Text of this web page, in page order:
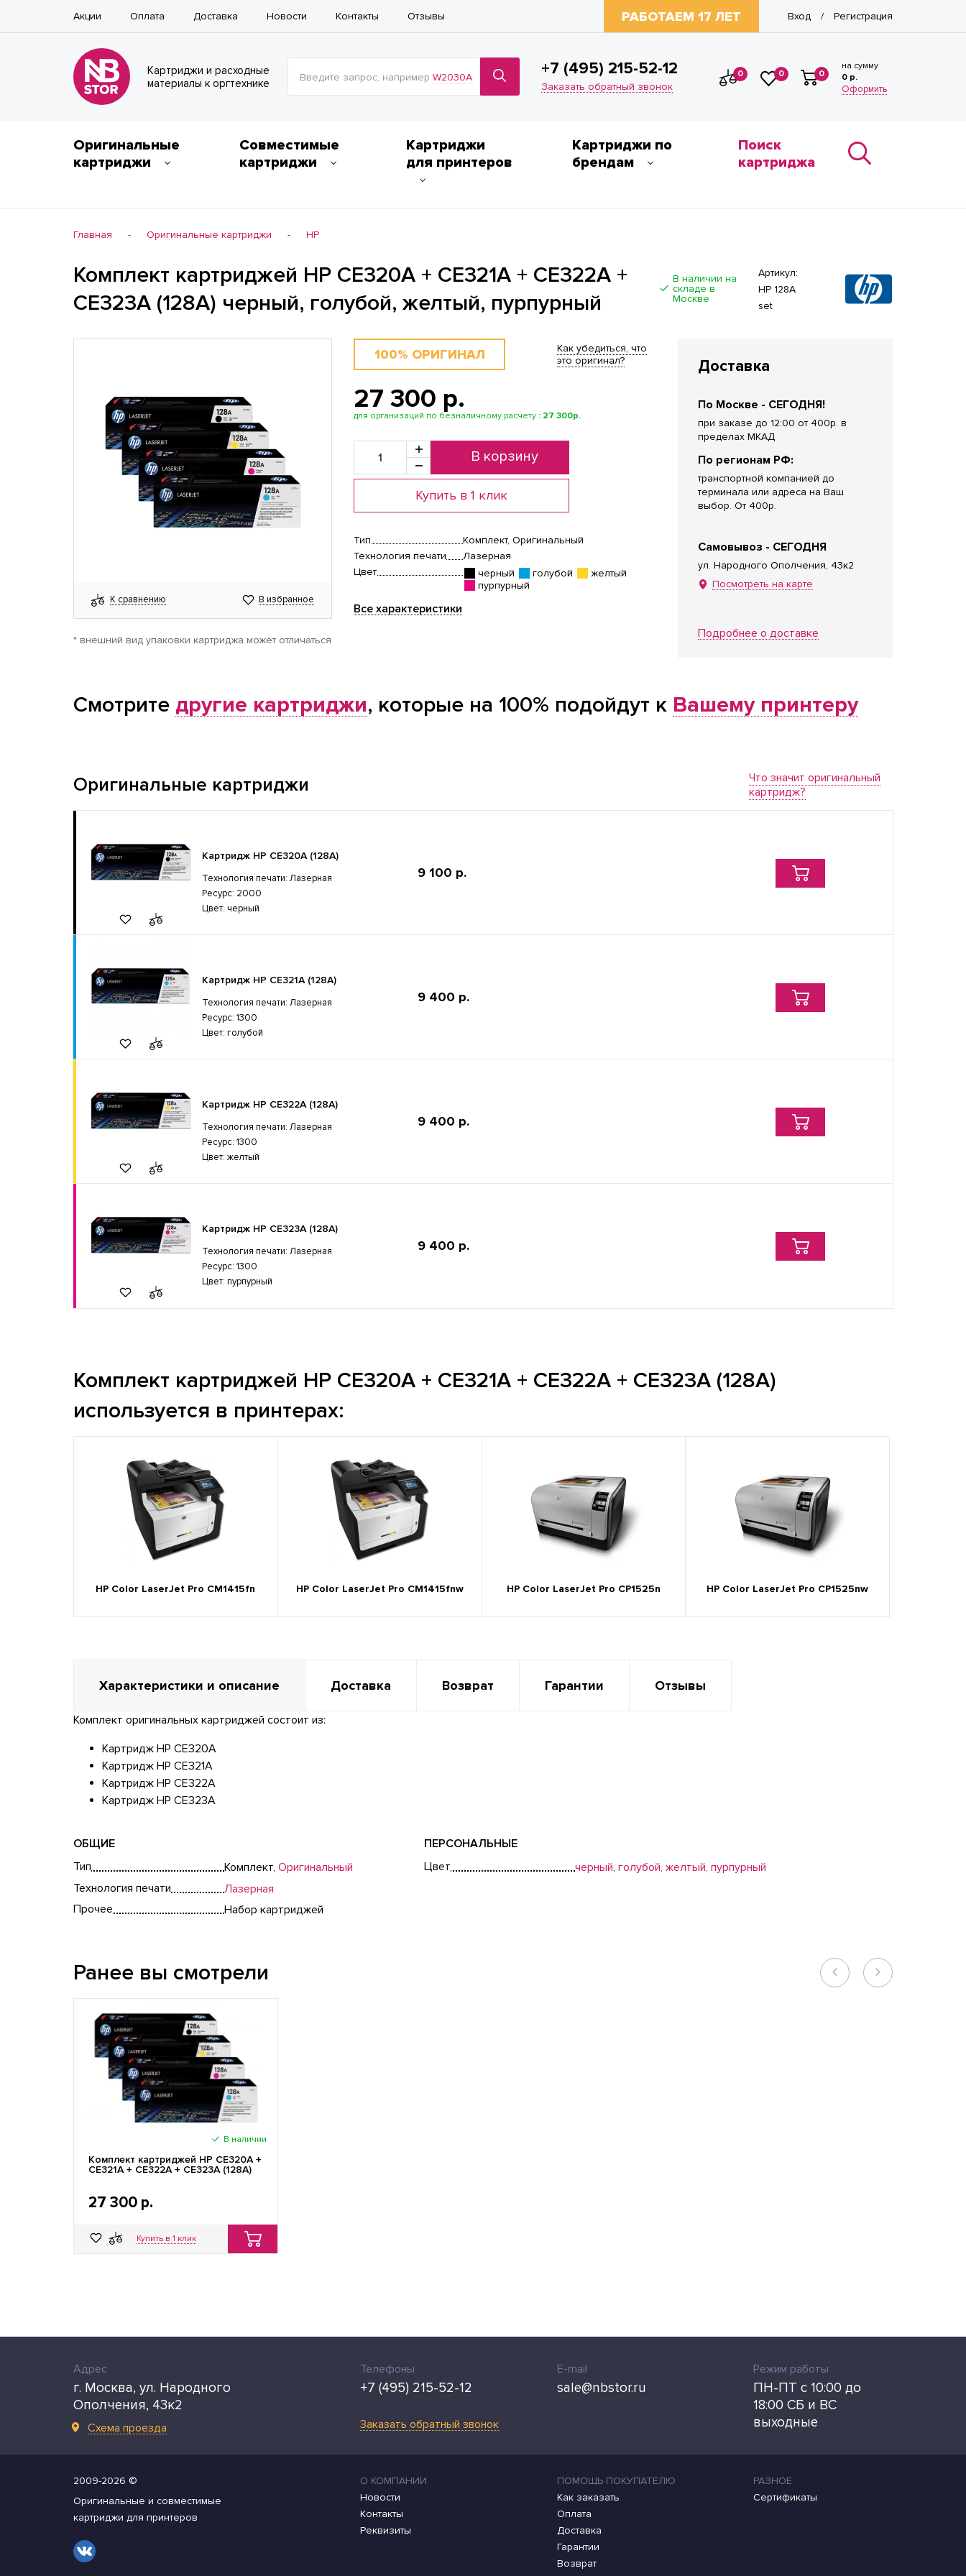
Акции Оплата Доставка Новости Контакты Отзывы РАБОТАЕМ 17 ЛЕТ Вход / Регистрация
Картриджи и расходные
материалы к оргтехнике
Введите запрос, например W2030A +7 (495) 215-52-12
Заказать обратный звонок
0 0 0
на сумму
0 р.
Оформить
Оригинальные
картриджи
Совместимые
картриджи
Картриджи
для принтеров
Картриджи по
брендам
Поиск
картриджа
Главная - Оригинальные картриджи - HP
Комплект картриджей HP CE320A + CE321A + CE322A +
CE323A (128A) черный, голубой, желтый, пурпурный
В наличии на
складе в
Москве
Артикул:
HP 128A
set
К сравнению В избранное
* внешний вид упаковки картриджа может отличаться
100% ОРИГИНАЛ
Как убедиться, что
это оригинал?
27 300 p.
для организаций по безналичному расчету : 27 300р.
В корзину
Купить в 1 клик
Тип
Комплект, Оригинальный
Технология печати
Лазерная
Цвет
черный голубой
желтый
пурпурный
Все характеристики
Доставка
По Москве - СЕГОДНЯ!
при заказе до 12:00 от 400р. в
пределах МКАД
По регионам РФ:
транспортной компанией до
терминала или адреса на Ваш
выбор. От 400р.
Самовывоз - СЕГОДНЯ
ул. Народного Ополчения, 43к2
Посмотреть на карте
Подробнее о доставке
Смотрите другие картриджи, которые на 100% подойдут к Вашему принтеру
Оригинальные картриджи
Что значит оригинальный
картридж?
Картридж HP CE320A (128A)
Технология печати: Лазерная
Ресурс: 2000
Цвет: черный
9 100 р.
Картридж HP CE321A (128A)
Технология печати: Лазерная
Ресурс: 1300
Цвет: голубой
9 400 р.
Картридж HP CE322A (128A)
Технология печати: Лазерная
Ресурс: 1300
Цвет: желтый
9 400 р.
Картридж HP CE323A (128A)
Технология печати: Лазерная
Ресурс: 1300
Цвет: пурпурный
9 400 р.
Комплект картриджей HP CE320A + CE321A + CE322A + CE323A (128A)
используется в принтерах:
HP Color LaserJet Pro CM1415fn HP Color LaserJet Pro CM1415fnw HP Color LaserJet Pro CP1525n HP Color LaserJet Pro CP1525nw
Характеристики и описание Доставка Возврат Гарантии Отзывы
Комплект оригинальных картриджей состоит из:
Картридж HP CE320A
Картридж HP CE321A
Картридж HP CE322A
Картридж HP CE323A
ОБЩИЕ
Тип
Комплект, Оригинальный
Технология печати
Лазерная
Прочее
Набор картриджей
ПЕРСОНАЛЬНЫЕ
Цвет
черный, голубой, желтый, пурпурный
Ранее вы смотрели
В наличии
Комплект картриджей HP CE320A +
CE321A + CE322A + CE323A (128A)
27 300 р.
Купить в 1 клик
Адрес
г. Москва, ул. Народного
Ополчения, 43к2
Схема проезда
Телефоны
+7 (495) 215-52-12
Заказать обратный звонок
E-mail
sale@nbstor.ru
Режим работы
ПН-ПТ с 10:00 до
18:00 СБ и ВС
выходные
2009-2026 ©
Оригинальные и совместимые
картриджи для принтеров
О КОМПАНИИ
Новости
Контакты
Реквизиты
ПОМОЩЬ ПОКУПАТЕЛЮ
Как заказать
Оплата
Доставка
Гарантии
Возврат
РАЗНОЕ
Сертификаты